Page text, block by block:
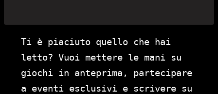
Ti è piaciuto quello che hai
letto? Vuoi mettere le mani su
giochi in anteprima, partecipare
a eventi esclusivi e scrivere su